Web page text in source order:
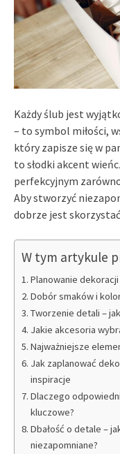
Każdy ślub jest
– to symbol miłości,
który zapisze się w
to słodki akcent
perfekcyjnym
Aby stworzyć
dobrze jest
W tym artykule
Planowanie
Dobór smaków i
Tworzenie detali –
Jakie akcesoria
Najważniejsze
Jak zaplanować
inspiracje
Dlaczego
kluczowe?
Dbałość o detale –
niezapomniane?